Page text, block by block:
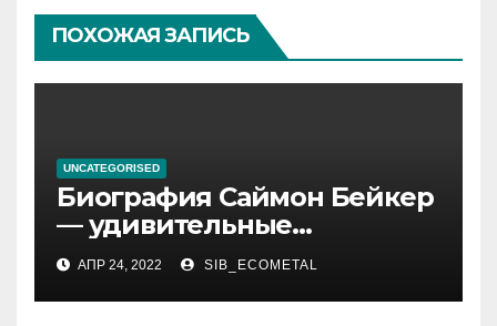
ПОХОЖАЯ ЗАПИСЬ
UNCATEGORISED
Биография Саймон Бейкер
— удивительные
подробности из жизни
актера, которые вы
обязательно хотели знать!
АПР 24, 2022 SIB_ECOMETAL